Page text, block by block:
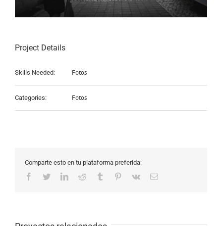
Project Details
Skills Needed: Fotos
Categories: Fotos
Comparte esto en tu plataforma preferida:
Facebook
TwitterLinkedInReddit Tumblr Pinterest
Vk Email